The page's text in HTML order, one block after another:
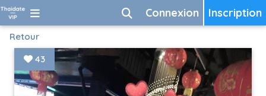
Inscription
Connexion
Retour
43